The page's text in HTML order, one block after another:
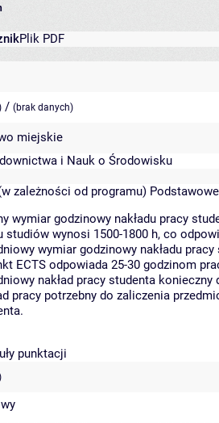
Plik PDF
/ (brak danych)
miejskie
i Nauk o Środowisku
zależności od programu)
wymiar godzinowy nakładu pracy
studiów wynosi 1500-1800 h, co
wymiar godzinowy nakładu
ECTS odpowiada 25-30 godzinom
nakład pracy studenta
pracy potrzebny do zaliczenia
punktacji